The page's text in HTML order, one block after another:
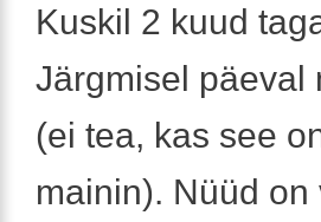
Kuskil 2 kuud
Järgmisel päeval
(ei tea, kas see
mainin). Nüüd